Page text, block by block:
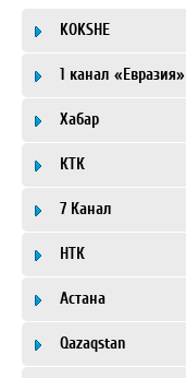
KOKSHE
1 канал «Евразия»
Хабар
КТК
7 Канал
НТК
Астана
Qazaqstan